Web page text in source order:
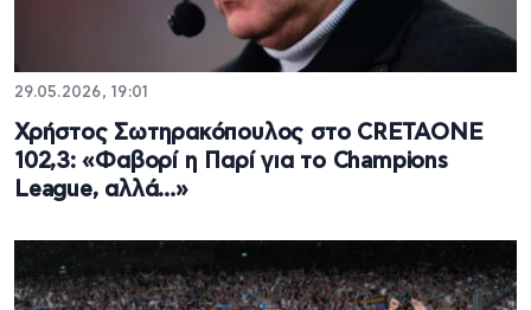
29.05.2026, 19:01
Χρήστος Σωτηρακόπουλος στο CRETAONE
102,3: «Φαβορί η Παρί για το Champions
League, αλλά…»